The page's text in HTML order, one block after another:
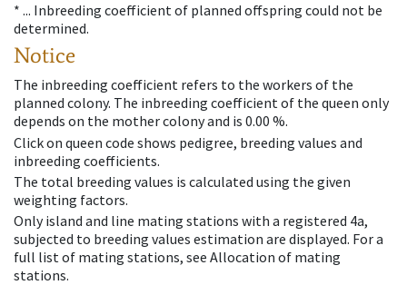
* ... Inbreeding coefficient of planned offspring could not be
determined.
Notice
The inbreeding coefficient refers to the workers of the
planned colony. The inbreeding coefficient of the queen only
depends on the mother colony and is 0.00 %.
Click on queen code shows pedigree, breeding values and
inbreeding coefficients.
The total breeding values is calculated using the given
weighting factors.
Only island and line mating stations with a registered 4a,
subjected to breeding values estimation are displayed. For a
full list of mating stations, see Allocation of mating
stations.